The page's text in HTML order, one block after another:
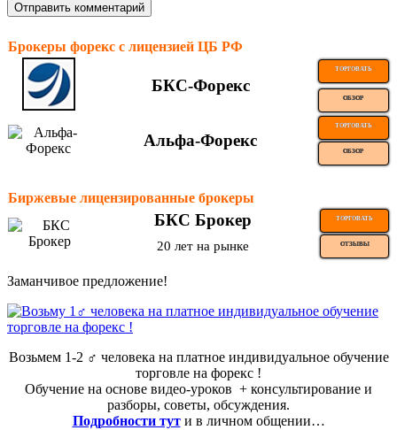
Брокеры форекс с лицензией ЦБ РФ
БКС-Форекс
ТОРГОВАТЬ
ОБЗОР
Альфа-Форекс
ТОРГОВАТЬ
ОБЗОР
Биржевые лицензированные брокеры
БКС Брокер ТОРГОВАТЬ
20 лет на рынке ОТЗЫВЫ
Заманчивое предложение!
Возьмем 1-2 ‍♂️ человека на платное индивидуальное обучение
торговле на форекс !
Обучение на основе видео-уроков ️ + консультирование и
разборы, советы, обсуждения.
Подробности тут и в личном общении…